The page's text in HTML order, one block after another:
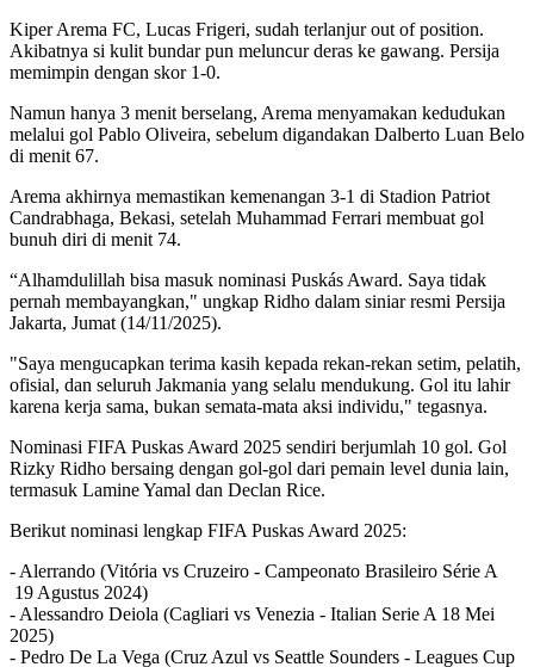
Kiper Arema FC, Lucas Frigeri, sudah terlanjur out of position.
Akibatnya si kulit bundar pun meluncur deras ke gawang. Persija
memimpin dengan skor 1-0.
Namun hanya 3 menit berselang, Arema menyamakan kedudukan
melalui gol Pablo Oliveira, sebelum digandakan Dalberto Luan Belo
di menit 67.
Arema akhirnya memastikan kemenangan 3-1 di Stadion Patriot
Candrabhaga, Bekasi, setelah Muhammad Ferrari membuat gol
bunuh diri di menit 74.
“Alhamdulillah bisa masuk nominasi Puskás Award. Saya tidak
pernah membayangkan," ungkap Ridho dalam siniar resmi Persija
Jakarta, Jumat (14/11/2025).
"Saya mengucapkan terima kasih kepada rekan-rekan setim, pelatih,
ofisial, dan seluruh Jakmania yang selalu mendukung. Gol itu lahir
karena kerja sama, bukan semata-mata aksi individu," tegasnya.
Nominasi FIFA Puskas Award 2025 sendiri berjumlah 10 gol. Gol
Rizky Ridho bersaing dengan gol-gol dari pemain level dunia lain,
termasuk Lamine Yamal dan Declan Rice.
Berikut nominasi lengkap FIFA Puskas Award 2025:
- Alerrando (Vitória vs Cruzeiro - Campeonato Brasileiro Série A
19 Agustus 2024)
- Alessandro Deiola (Cagliari vs Venezia - Italian Serie A 18 Mei
2025)
- Pedro De La Vega (Cruz Azul vs Seattle Sounders - Leagues Cup